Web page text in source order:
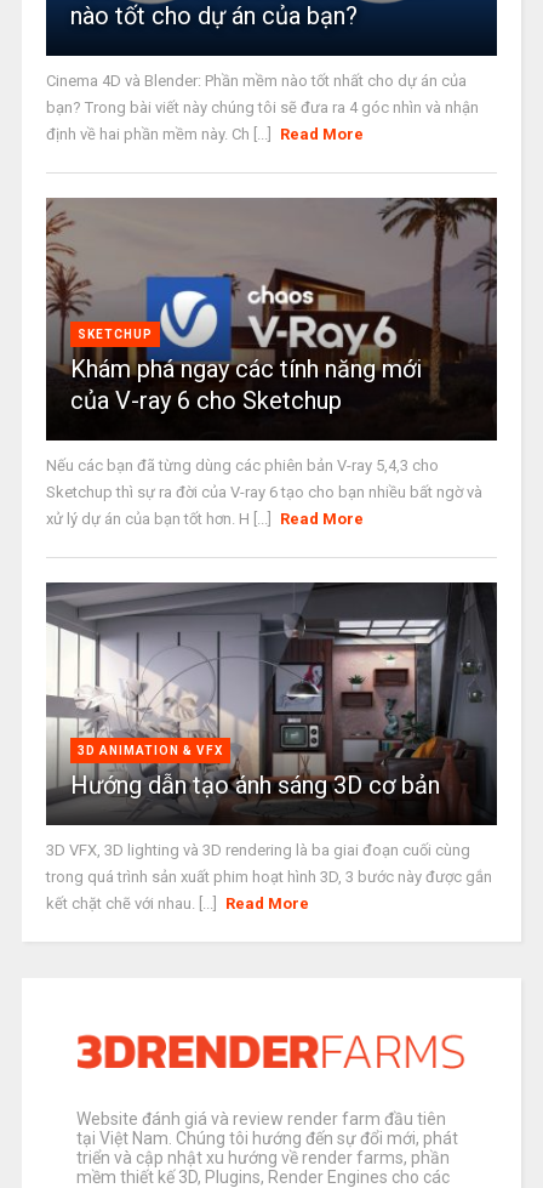
nào tốt cho dự án của bạn?
Cinema 4D và Blender: Phần mềm nào tốt nhất cho dự án của
bạn? Trong bài viết này chúng tôi sẽ đưa ra 4 góc nhìn và nhận
định về hai phần mềm này. Ch [...]
Read More
SKETCHUP
Khám phá ngay các tính năng mới
của V-ray 6 cho Sketchup
Nếu các bạn đã từng dùng các phiên bản V-ray 5,4,3 cho
Sketchup thì sự ra đời của V-ray 6 tạo cho bạn nhiều bất ngờ và
xử lý dự án của bạn tốt hơn. H [...]
Read More
3D ANIMATION & VFX
Hướng dẫn tạo ánh sáng 3D cơ bản
3D VFX, 3D lighting và 3D rendering là ba giai đoạn cuối cùng
trong quá trình sản xuất phim hoạt hình 3D, 3 bước này được gắn
kết chặt chẽ với nhau. [...]
Read More
Website đánh giá và review render farm đầu tiên
tại Việt Nam. Chúng tôi hướng đến sự đổi mới, phát
triển và cập nhật xu hướng về render farms, phần
mềm thiết kế 3D, Plugins, Render Engines cho các